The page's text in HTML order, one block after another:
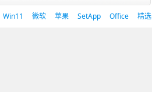
Win11 微软 苹果 SetApp Office 精选